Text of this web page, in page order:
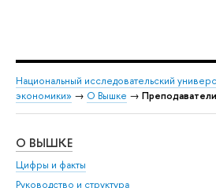
Национальный исследовательский
экономики» → О Вышке →
О ВЫШКЕ
Цифры и факты
Руководство и структура